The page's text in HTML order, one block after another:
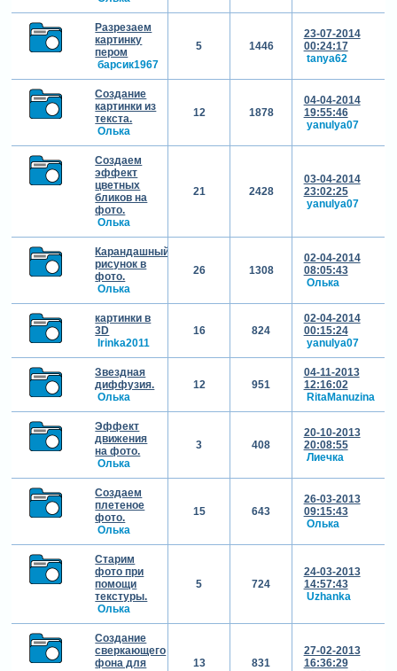
Разрезаем
картинку
пером
барсик1967
5 1446
23-07-2014
00:24:17
tanya62
Создание
картинки из
текста.
Олька
12 1878
04-04-2014
19:55:46
yanulya07
Создаем
эффект
цветных
бликов на
фото.
Олька
21 2428
03-04-2014
23:02:25
yanulya07
Карандашный
рисунок в
фото.
Олька
26 1308
02-04-2014
08:05:43
Олька
картинки в
3D
Irinka2011
16 824
02-04-2014
00:15:24
yanulya07
Звездная
диффузия.
Олька
12 951
04-11-2013
12:16:02
RitaManuzina
Эффект
движения
на фото.
Олька
3 408
20-10-2013
20:08:55
Лиечка
Создаем
плетеное
фото.
Олька
15 643
26-03-2013
09:15:43
Олька
Старим
фото при
помощи
текстуры.
Олька
5 724
24-03-2013
14:57:43
Uzhanka
Создание
сверкающего
фона для
13 831
27-02-2013
16:36:29